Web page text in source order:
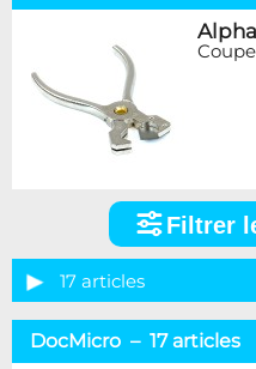
articles
Marque
Alphacool
Filtrer
17 articles
DocMicro – 17 articles